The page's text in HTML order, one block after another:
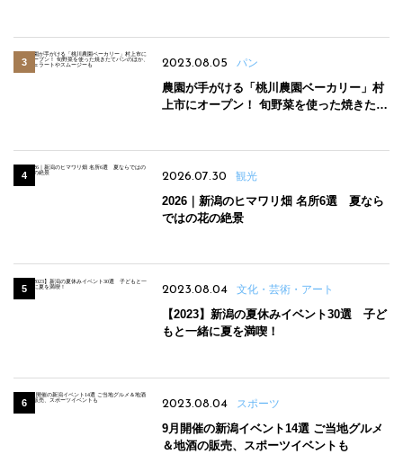
2023.08.05 パン
農園が手がける「桃川農園ベーカリー」村
上市にオープン！ 旬野菜を使った焼きたて
2026.07.30 観光
2026｜新潟のヒマワリ畑 名所6選 夏なら
ではの花の絶景
2023.08.04 文化・芸術・アート
【2023】新潟の夏休みイベント30選 子ど
もと一緒に夏を満喫！
2023.08.04 スポーツ
9月開催の新潟イベント14選 ご当地グルメ
＆地酒の販売、スポーツイベントも